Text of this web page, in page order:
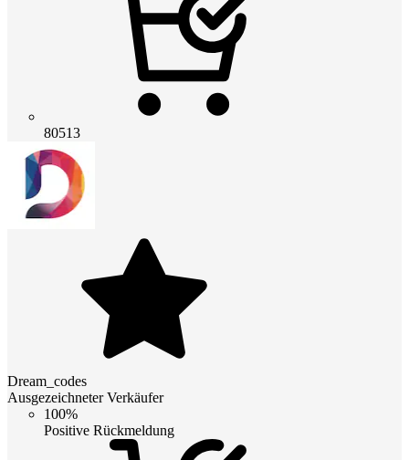
80513
Dream_codes
Ausgezeichneter Verkäufer
100%
Positive Rückmeldung